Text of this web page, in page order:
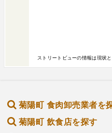
ストリートビューの情報は現状
菊陽町 食肉卸売業者を
菊陽町 飲食店を探す